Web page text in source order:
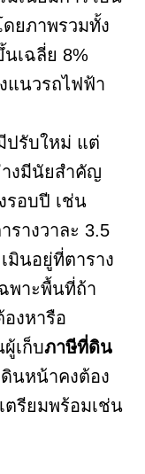
ดยภาพรวมทั้ง
เฉลี่ย 8%
แนวรถไฟฟ้า
ปรับใหม่ แต่
งมีนัยสำคัญ
รอบปี เช่น
รางวาละ 3.5
มินอยู่ที่ตาราง
พาะพื้นที่ถ้า
งหารือ
ผู้เก็บภาษีที่ดิน
นหน้าคงต้อง
ตรียมพร้อมเช่น